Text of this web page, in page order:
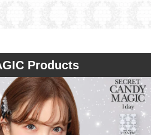
Products